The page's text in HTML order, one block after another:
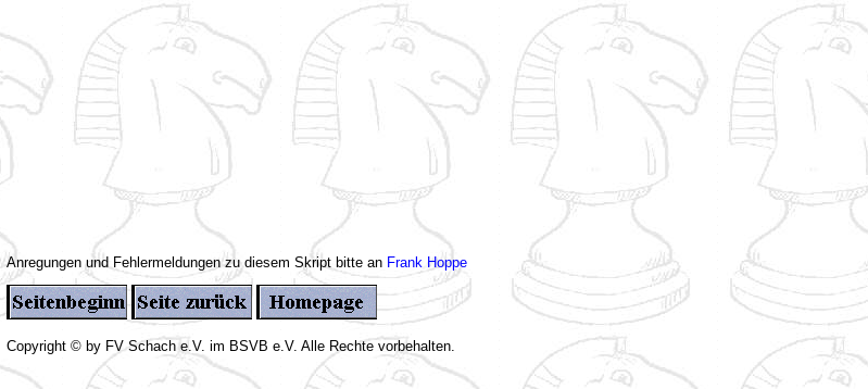
Anregungen und Fehlermeldungen zu diesem Skript bitte an Frank Hoppe
Copyright © by FV Schach e.V. im BSVB e.V. Alle Rechte vorbehalten.